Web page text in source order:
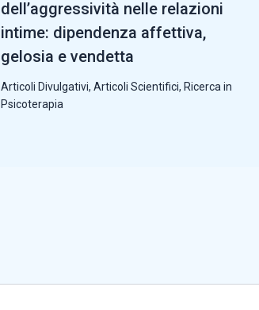
dell’aggressività nelle relazioni
intime: dipendenza affettiva,
gelosia e vendetta
Articoli Divulgativi,Articoli Scientifici, Ricerca in
Psicoterapia